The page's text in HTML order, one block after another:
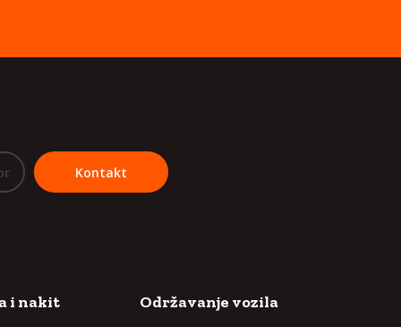
Kontakt
i nakit Održavanje vozila